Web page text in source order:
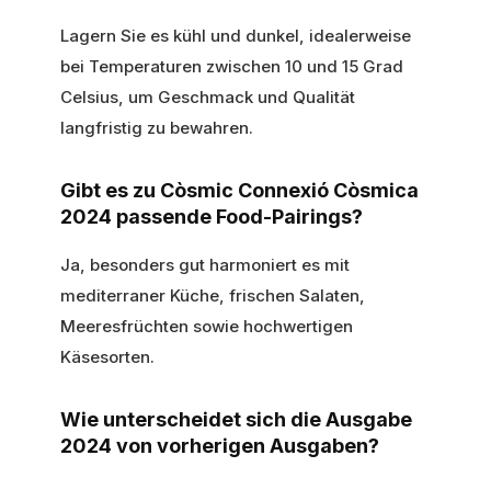
Lagern Sie es kühl und dunkel, idealerweise
bei Temperaturen zwischen 10 und 15 Grad
Celsius, um Geschmack und Qualität
langfristig zu bewahren.
Gibt es zu Còsmic Connexió Còsmica
2024 passende Food-Pairings?
Ja, besonders gut harmoniert es mit
mediterraner Küche, frischen Salaten,
Meeresfrüchten sowie hochwertigen
Käsesorten.
Wie unterscheidet sich die Ausgabe
2024 von vorherigen Ausgaben?